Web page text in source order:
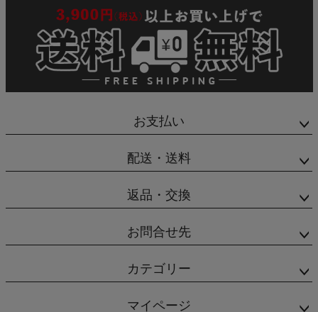
お支払い
配送・送料
返品・交換
お問合せ先
カテゴリー
マイページ